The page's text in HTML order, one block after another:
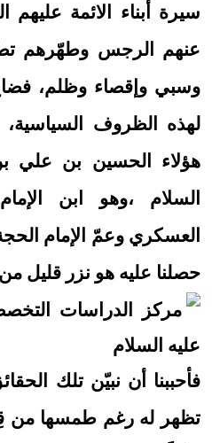
سيرة أبناء الائمة عليهم
عنهم الرجس وطهّرهم
وسبي وإقصاء وظلم،
لهذه الظروف السياسية،
هؤلاء الحسين بن علي
السلام ،وهو ابن
العسكري وعمّ الإمام
حصلنا عليه هو نزر قليل من
فأحببنا أن نبيّن تلك
تظهر له رغم طمسها من